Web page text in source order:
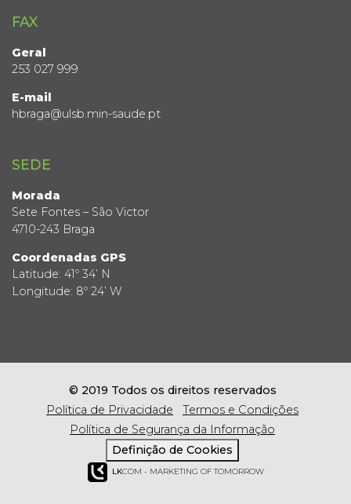
FAX
Geral
253 027 999
E-mail
hbraga@ulsb.min-saude.pt
SEDE
Morada
Sete Fontes – São Victor
4710-243 Braga
Coordenadas GPS
Latitude: 41º 34’ N
Longitude: 8º 24’ W
© 2019 Todos os direitos reservados
Política de Privacidade
Termos e Condições
Política de Segurança da Informação
Definição de Cookies
LKCOM - MARKETING OF TOMORROW